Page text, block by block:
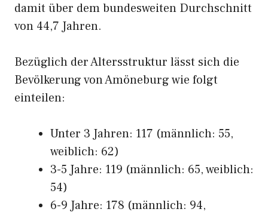
damit über dem bundesweiten Durchschnitt
von 44,7 Jahren.
Bezüglich der Altersstruktur lässt sich die
Bevölkerung von Amöneburg wie folgt
einteilen:
Unter 3 Jahren: 117 (männlich: 55,
weiblich: 62)
3-5 Jahre: 119 (männlich: 65, weiblich:
54)
6-9 Jahre: 178 (männlich: 94,